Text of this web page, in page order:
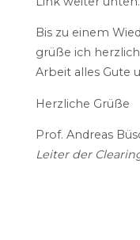
Bis zu einem
grüße ich
Arbeit alles Gute
Herzliche Grüße
Prof. Andreas
Leiter der